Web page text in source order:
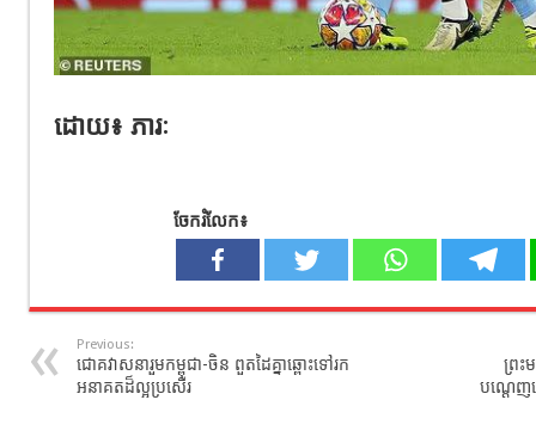
ដោយ៖ ភារៈ
ចែករំលែក៖
Previous:
ជោគវាសនារួមកម្ពុជា-ចិន ពួតដៃគ្នាឆ្ពោះទៅរក
អនាគតដ៏ល្អប្រសើរ
ព្រះ
បណ្តេញ